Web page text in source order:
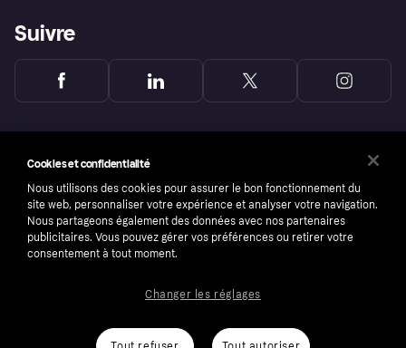
Suivre
number: 556737-0431
Cookies et confidentialité
Nous utilisons des cookies pour assurer le bon fonctionnement du
site web, personnaliser votre expérience et analyser votre navigation.
Nous partageons également des données avec nos partenaires
publicitaires. Vous pouvez gérer vos préférences ou retirer votre
consentement à tout moment.
Changer les réglages